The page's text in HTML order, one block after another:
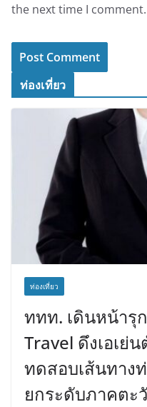
the next time I comment.
ท่องเที่ยว
ท่องเที่ยว
ททท. เดินหน้ารุ
Travel ดึงเอเย่
ทดสอบเส้นทาง
ยกระดับภาคตะ